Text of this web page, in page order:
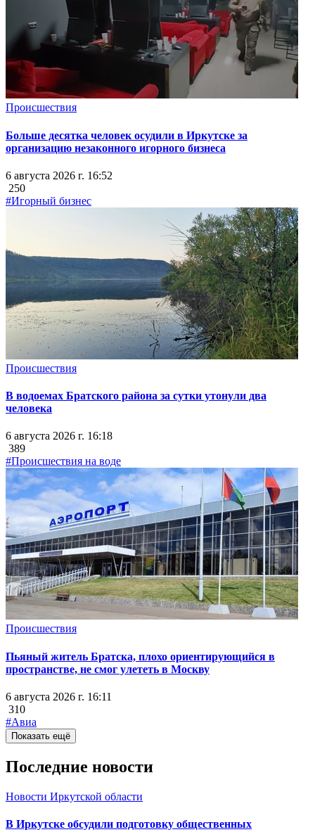
Происшествия
Больше десятка человек осудили в Иркутске за
организацию незаконного игорного бизнеса
6 августа 2026 г. 16:52
250
#Игорный бизнес
Происшествия
В водоемах Братского района за сутки утонули два
человека
6 августа 2026 г. 16:18
389
#Происшествия на воде
Происшествия
Пьяный житель Братска, плохо ориентирующийся в
пространстве, не смог улететь в Москву
6 августа 2026 г. 16:11
310
#Авиа
Показать ещё
Последние новости
Новости Иркутской области
В Иркутске обсудили подготовку общественных